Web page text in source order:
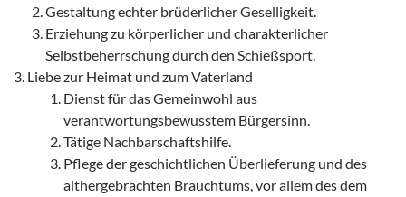
Gestaltung echter brüderlicher Geselligkeit.
Erziehung zu körperlicher und charakterlicher
Selbstbeherrschung durch den Schießsport.
Liebe zur Heimat und zum Vaterland
Dienst für das Gemeinwohl aus
verantwortungsbewusstem Bürgersinn.
Tätige Nachbarschaftshilfe.
Pflege der geschichtlichen Überlieferung und des
althergebrachten Brauchtums, vor allem des dem